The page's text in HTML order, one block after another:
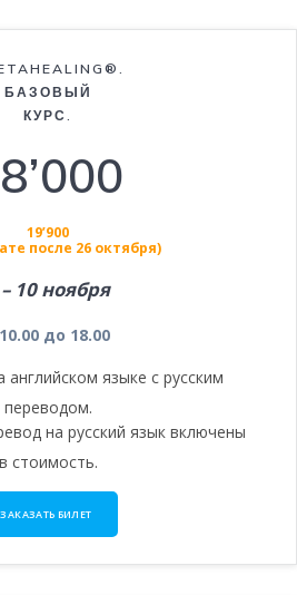
БАЗОВЫЙ
КУРС.
19’900
после 26 октября)
10 ноября
до 18.00
английском языке с русским
переводом.
на русский язык включены
в стоимость.
ЗАКАЗАТЬ БИЛЕТ